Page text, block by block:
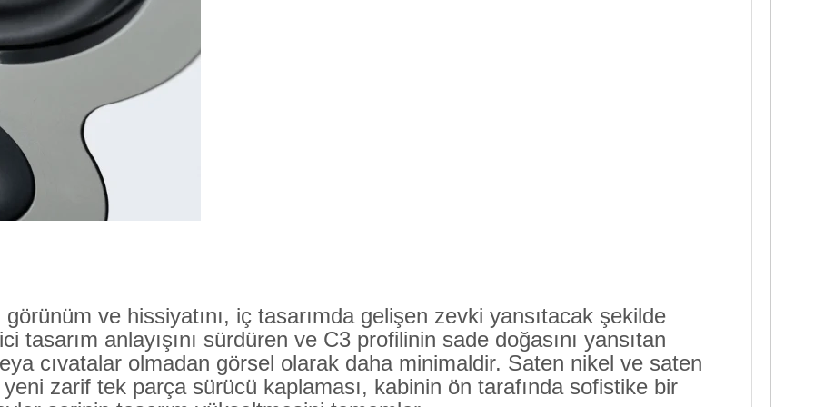
ve hissiyatını, iç tasarımda gelişen zevki yansıtacak şekilde
anlayışını sürdüren ve C3 profilinin sade doğasını yansıtan
cıvatalar olmadan görsel olarak daha minimaldir. Saten nikel ve saten
zarif tek parça sürücü kaplaması, kabinin ön tarafında sofistike bir